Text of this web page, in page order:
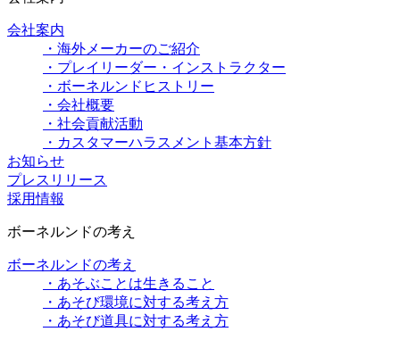
会社案内
・海外メーカーのご紹介
・プレイリーダー・インストラクター
・ボーネルンドヒストリー
・会社概要
・社会貢献活動
・カスタマーハラスメント基本方針
お知らせ
プレスリリース
採用情報
ボーネルンドの考え
ボーネルンドの考え
・あそぶことは生きること
・あそび環境に対する考え方
・あそび道具に対する考え方